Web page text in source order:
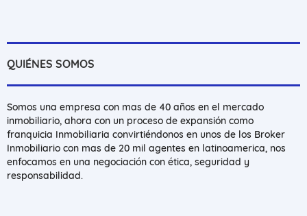
QUIÉNES SOMOS
Somos una empresa con mas de 40 años en el mercado
inmobiliario, ahora con un proceso de expansión como
franquicia Inmobiliaria convirtiéndonos en unos de los Broker
Inmobiliario con mas de 20 mil agentes en latinoamerica, nos
enfocamos en una negociación con ética, seguridad y
responsabilidad.